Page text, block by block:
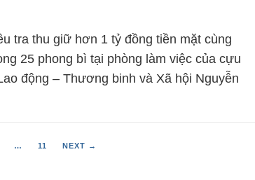
tra thu giữ hơn 1 tỷ đồng tiền mặt cùng
25 phong bì tại phòng làm việc của cựu
động – Thương binh và Xã hội Nguyễn
… 11 NEXT →